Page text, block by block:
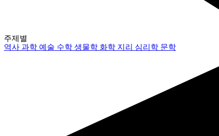
주제별
역사과학 예술 수학생물학 화학 지리 심리학 문학